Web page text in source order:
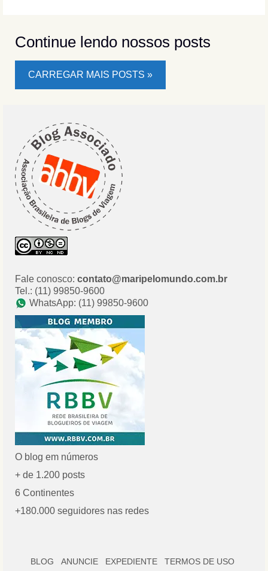
Continue lendo nossos posts
CARREGAR MAIS POSTS »
Fale conosco: contato@maripelomundo.com.br
Tel.: (11) 99850-9600
WhatsApp: (11) 99850-9600
O blog em números
+ de 1.200 posts
6 Continentes
+180.000 seguidores nas redes
BLOG ANUNCIE EXPEDIENTE TERMOS DE USO